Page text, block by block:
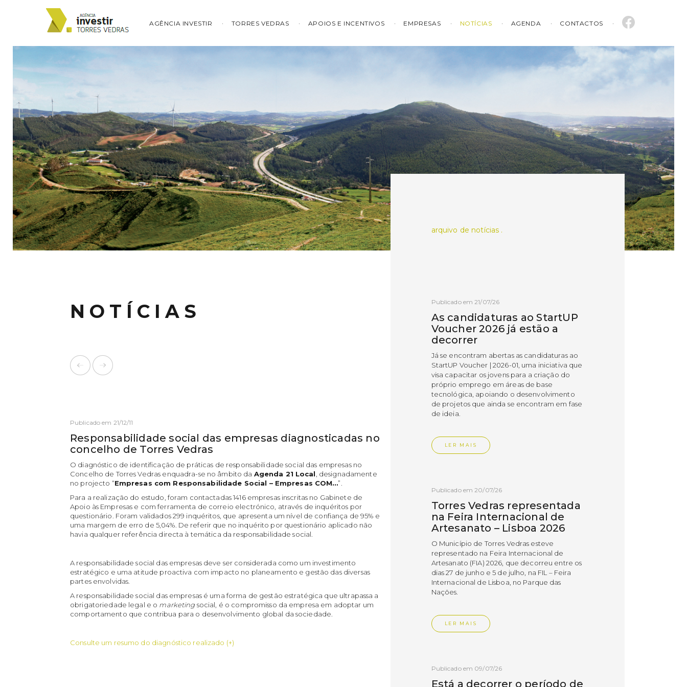
AGÊNCIA INVESTIR TORRES VEDRAS APOIOS E INCENTIVOS EMPRESAS NOTÍCIAS AGENDA CONTACTOS
NOTÍCIAS
Publicado em 21/12/11
Responsabilidade social das empresas diagnosticadas no
concelho de Torres Vedras
O diagnóstico de identificação de práticas de responsabilidade social das empresas no
Concelho de Torres Vedras enquadra-se no âmbito da Agenda 21 Local , designadamente
no projecto “Empresas com Responsabilidade Social – Empresas COM…”.
Para a realização do estudo, foram contactadas 1416 empresas inscritas no Gabinete de
Apoio às Empresas e com ferramenta de correio electrónico, através de inquéritos por
questionário. Foram validados 299 inquéritos, que apresenta um nível de confiança de 95% e
uma margem de erro de 5,04%. De referir que no inquérito por questionário aplicado não
havia qualquer referência directa à temática da responsabilidade social.
A responsabilidade social das empresas deve ser considerada como um investimento
estratégico e uma atitude proactiva com impacto no planeamento e gestão das diversas
partes envolvidas.
A responsabilidade social das empresas é uma forma de gestão estratégica que ultrapassa a
obrigatoriedade legal e o marketing social, é o compromisso da empresa em adoptar um
comportamento que contribua para o desenvolvimento global da sociedade.
Consulte um resumo do diagnóstico realizado (+)
arquivo de notícias .
Publicado em 21/07/26
As candidaturas ao StartUP
Voucher 2026 já estão a
decorrer
Já se encontram abertas as candidaturas ao
StartUP Voucher | 2026-01, uma iniciativa que
visa capacitar os jovens para a criação do
próprio emprego em áreas de base
tecnológica, apoiando o desenvolvimento
de projetos que ainda se encontram em fase
de ideia.
LER MAIS
Publicado em 20/07/26
Torres Vedras representada
na Feira Internacional de
Artesanato – Lisboa 2026
O Município de Torres Vedras esteve
representado na Feira Internacional de
Artesanato (FIA) 2026, que decorreu entre os
dias 27 de junho e 5 de julho, na FIL – Feira
Internacional de Lisboa, no Parque das
Nações.
LER MAIS
Publicado em 09/07/26
Está a decorrer o período de